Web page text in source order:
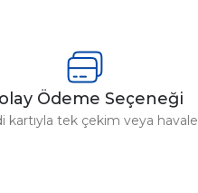
Ödeme Seçeneği
kartıyla tek çekim veya havale